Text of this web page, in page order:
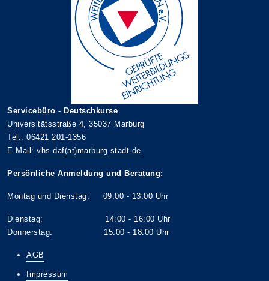
Servicebüro - Deutschkurse
Universitätsstraße 4, 35037 Marburg
Tel.: 06421 201-1356
E-Mail: vhs-daf(at)marburg-stadt.de
Persönliche Anmeldung und Beratung:
Montag und Dienstag: 09:00 - 13:00 Uhr
Dienstag: 14:00 - 16:00 Uhr
Donnerstag: 15:00 - 18:00 Uhr
AGB
Impressum